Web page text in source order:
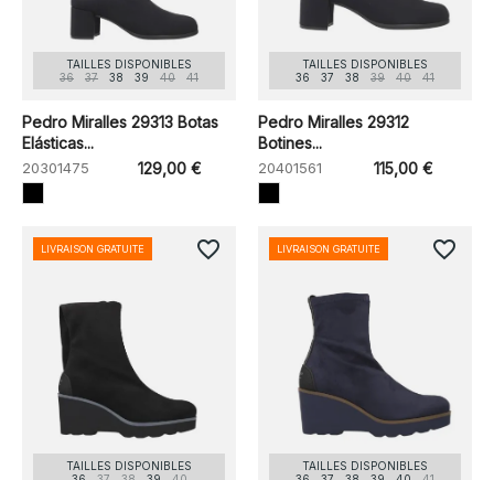
TAILLES DISPONIBLES
36
37 38 39 40 41
Pedro Miralles 29313 Botas
Elásticas...
20301475 129,00 €
TAILLES DISPONIBLES
36
37 38 39 40 41
Pedro Miralles 29312
Botines...
20401561 115,00 €
TAILLES DISPONIBLES
LIVRAISON GRATUITE favorite_border
TAILLES DISPONIBLES
LIVRAISON GRATUITE favorite_border